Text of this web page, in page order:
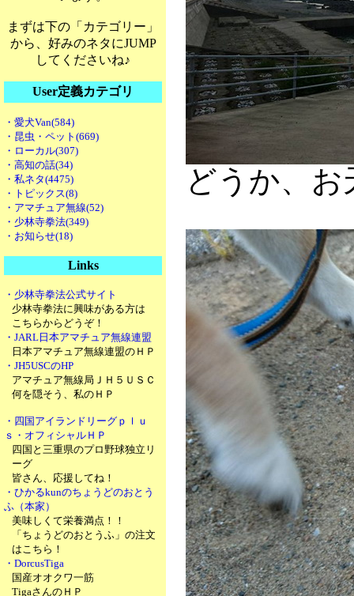
まずは下の「カテゴリー」
から、好みのネタにJUMP
してくださいね♪
User定義カテゴリ
・愛犬Van(584)
・昆虫・ペット(669)
・ローカル(307)
・高知の話(34)
・私ネタ(4475)
・トピックス(8)
・アマチュア無線(52)
・少林寺拳法(349)
・お知らせ(18)
Links
・少林寺拳法公式サイト
少林寺拳法に興味がある方は
こちらからどうぞ！
・JARL日本アマチュア無線連盟
日本アマチュア無線連盟のＨＰ
・JH5USCのHP
アマチュア無線局ＪＨ５ＵＳＣ
何を隠そう、私のＨＰ
・四国アイランドリーグｐｌｕ
ｓ・オフィシャルＨＰ
四国と三重県のプロ野球独立リ
ーグ
皆さん、応援してね！
・ひかるkunのちょうどのおとう
ふ（本家）
美味しくて栄養満点！！
「ちょうどのおとうふ」の注文
はこちら！
・DorcusTiga
国産オオクワ一筋
TigaさんのＨＰ
どうか、